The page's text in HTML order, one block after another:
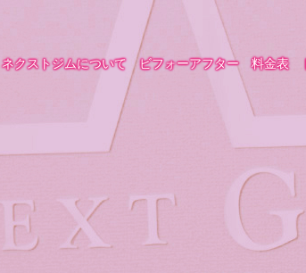
ネクストジムについて ビフォーアフター 料金表